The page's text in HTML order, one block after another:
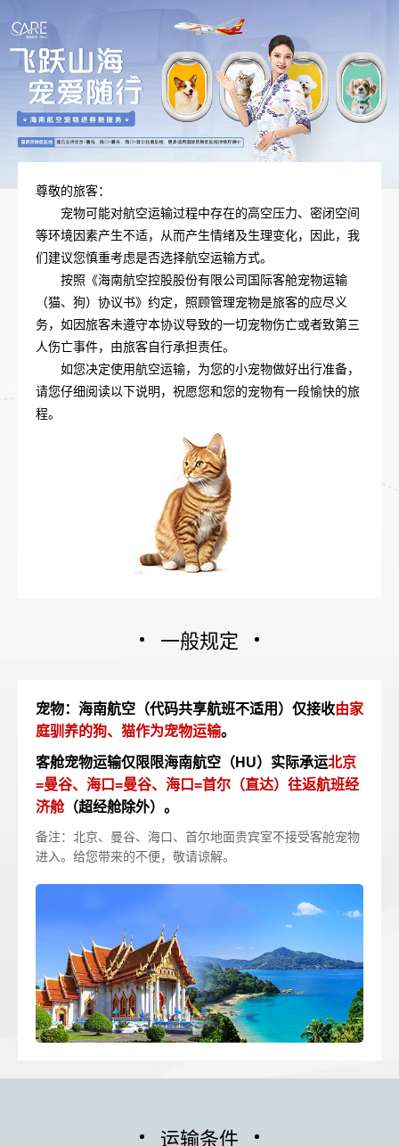
尊敬的旅客：
宠物可能对航空运输过程中存在的高空压力、密闭空间
等环境因素产生不适，从而产生情绪及生理变化，因此，我
们建议您慎重考虑是否选择航空运输方式。
按照《海南航空控股股份有限公司国际客舱宠物运输
（猫、狗）协议书》约定，照顾管理宠物是旅客的应尽义
务，如因旅客未遵守本协议导致的一切宠物伤亡或者致第三
人伤亡事件，由旅客自行承担责任。
如您决定使用航空运输，为您的小宠物做好出行准备，
请您仔细阅读以下说明，祝愿您和您的宠物有一段愉快的旅
程。
一般规定
宠物：海南航空（代码共享航班不适用）仅接收由家
庭驯养的狗、猫作为宠物运输。
客舱宠物运输仅限限海南航空（HU）实际承运北京
=曼谷、海口=曼谷、海口=首尔（直达）往返航班经
济舱（超经舱除外）。
备注：北京、曼谷、海口、首尔地面贵宾室不接受客舱宠物
进入。给您带来的不便，敬请谅解。
运输条件